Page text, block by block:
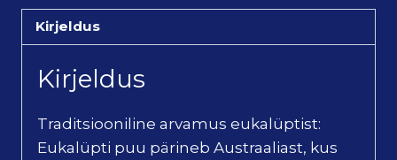
Kirjeldus
Kirjeldus
Traditsiooniline arvamus eukalüptist:
Eukalüpti puu pärineb Austraaliast, kus